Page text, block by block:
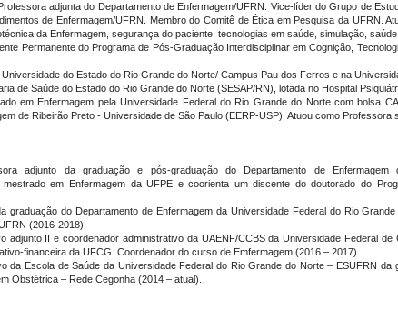
adjunta do Departamento de Enfermagem/UFRN. Vice-líder do Grupo de
de Enfermagem/UFRN. Membro do Comitê de Ética em Pesquisa da UFRN.
da Enfermagem, segurança do paciente, tecnologias em saúde, simulação,
Permanente do Programa de Pós-Graduação Interdisciplinar em Cognição,
do Estado do Rio Grande do Norte/ Campus Pau dos Ferros e na
de Saúde do Estado do Rio Grande do Norte (SESAP/RN), lotada no Hospital
em Enfermagem pela Universidade Federal do Rio Grande do Norte com bolsa
de Ribeirão Preto - Universidade de São Paulo (EERP-USP). Atuou como Professora
adjunto da graduação e pós-graduação do Departamento de Enfermagem
em Enfermagem da UFPE e coorienta um discente do doutorado do
graduação do Departamento de Enfermagem da Universidade Federal do Rio
(2016-2018).
II e coordenador administrativo da UAENF/CCBS da Universidade Federal de
financeira da UFCG. Coordenador do curso de Emfermagem (2016 – 2017).
da Escola de Saúde da Universidade Federal do Rio Grande do Norte – ESUFRN da
Obstétrica – Rede Cegonha (2014 – atual).